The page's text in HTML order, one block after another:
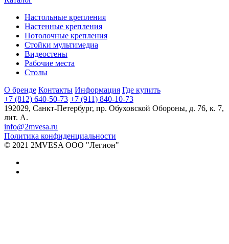
Настольные крепления
Настенные крепления
Потолочные крепления
Стойки мультимедиа
Видеостены
Рабочие места
Столы
О бренде Контакты Информация Где купить
+7 (812) 640-50-73 +7 (911) 840-10-73
192029, Санкт-Петербург, пр. Обуховской Обороны, д. 76, к. 7,
лит. А.
info@2mvesa.ru
Политика конфиденциальности
© 2021 2MVESA ООО "Легион"